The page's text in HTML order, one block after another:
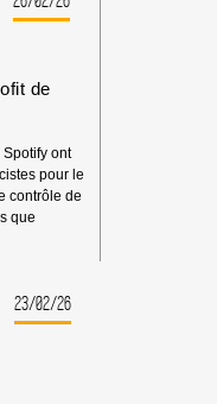
de
Spotify ont
pour le
contrôle de
que
23/02/26